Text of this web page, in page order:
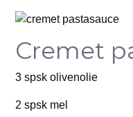
Cremet
3 spsk olivenolie
2 spsk mel